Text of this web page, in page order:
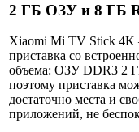
2 ГБ ОЗУ и 8 ГБ
Xiaomi Mi TV Stick 4K
приставка со
объема: ОЗУ DDR3 2
поэтому приставка
достаточно места и
приложений, не